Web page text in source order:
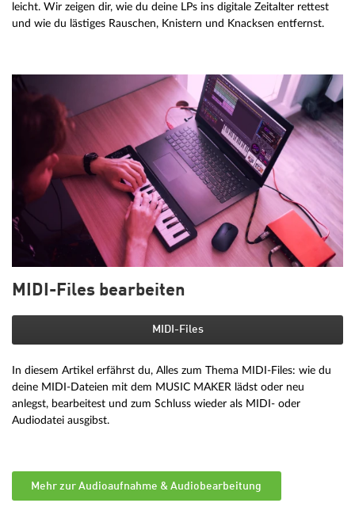
leicht. Wir zeigen dir, wie du deine LPs ins digitale Zeitalter rettest
und wie du lästiges Rauschen, Knistern und Knacksen entfernst.
MIDI-Files bearbeiten
MIDI-Files
In diesem Artikel erfährst du, Alles zum Thema MIDI-Files: wie du
deine MIDI-Dateien mit dem MUSIC MAKER lädst oder neu
anlegst, bearbeitest und zum Schluss wieder als MIDI- oder
Audiodatei ausgibst.
Mehr zur Audioaufnahme & Audiobearbeitung